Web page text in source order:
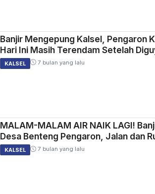
Banjir Mengepung Kalsel, Pengaron
Hari Ini Masih Terendam Setelah
KALSEL 7 bulan yang lalu
MALAM-MALAM AIR NAIK LAGI!
Desa Benteng Pengaron, Jalan dan
KALSEL 7 bulan yang lalu